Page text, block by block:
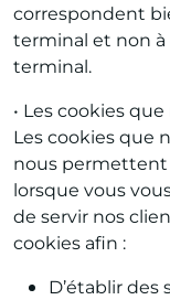
correspondent
terminal et non à
terminal.
• Les cookies
Les cookies que
nous
lorsque vous
de servir nos
cookies afin :
D’établir